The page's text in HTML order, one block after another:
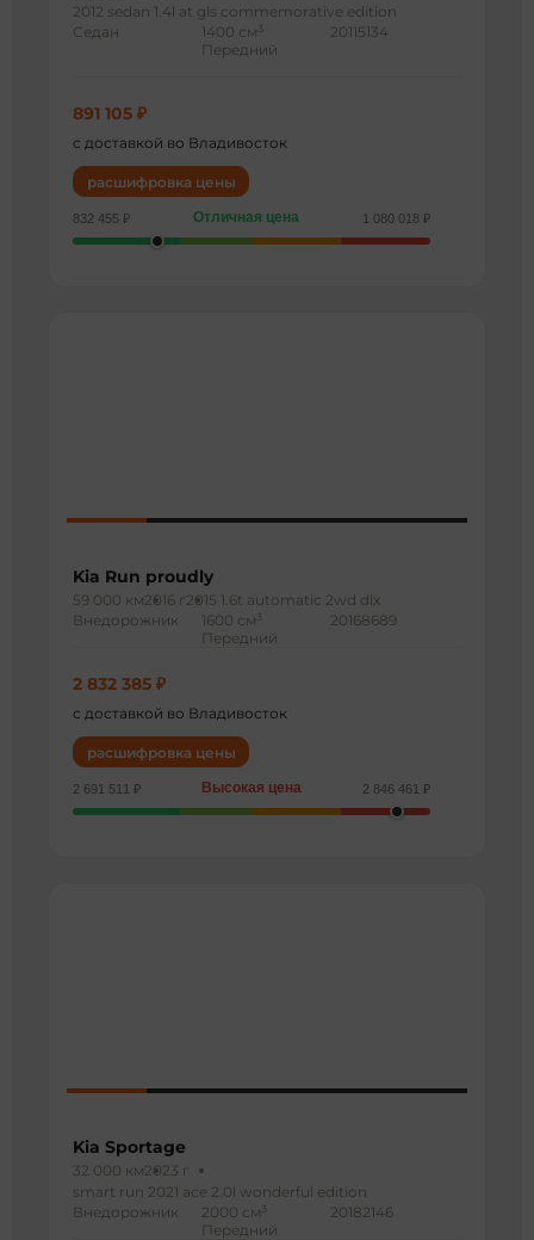
2012 sedan 1.4l at gls commemorative edition
Седан
1400 см 3
Передний
20115134
891 105 ₽
с доставкой во Владивосток
расшифровка цены
832 455 ₽ Отличная цена 1 080 018 ₽
Kia Run proudly
59 000 км2016 г 2015 1.6t automatic 2wd dlx
Внедорожник
1600 см 3
Передний
20168689
2 832 385 ₽
с доставкой во Владивосток
расшифровка цены
2 691 511 ₽ Высокая цена 2 846 461 ₽
Kia Sportage
32 000 км2023 г
smart run 2021 ace 2.0l wonderful edition
Внедорожник
2000 см 3
Передний
20182146